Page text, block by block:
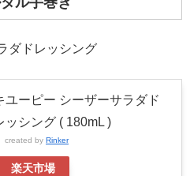
ダドレッシング
ユーピー シーザーサラダド
ッシング ( 180mL )
created by Rinker
楽天市場